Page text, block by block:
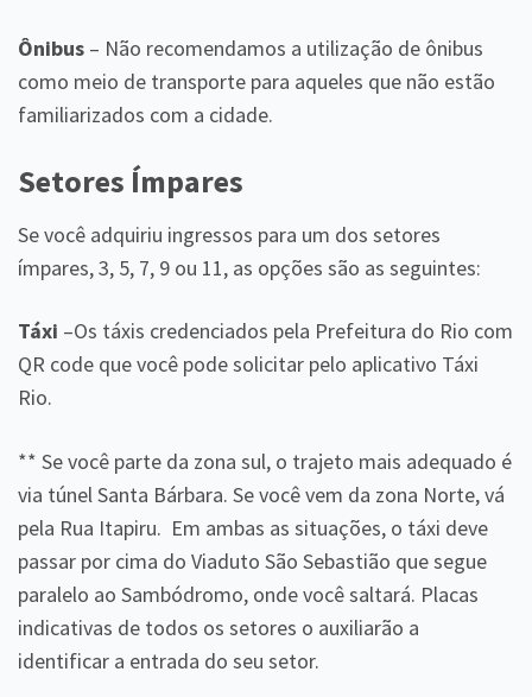
Ônibus – Não recomendamos a utilização de ônibus
como meio de transporte para aqueles que não estão
familiarizados com a cidade.
Setores Ímpares
Se você adquiriu ingressos para um dos setores
ímpares, 3, 5, 7, 9 ou 11, as opções são as seguintes:
Táxi –Os táxis credenciados pela Prefeitura do Rio com
QR code que você pode solicitar pelo aplicativo Táxi
Rio.
** Se você parte da zona sul, o trajeto mais adequado é
via túnel Santa Bárbara. Se você vem da zona Norte, vá
pela Rua Itapiru. Em ambas as situações, o táxi deve
passar por cima do Viaduto São Sebastião que segue
paralelo ao Sambódromo, onde você saltará. Placas
indicativas de todos os setores o auxiliarão a
identificar a entrada do seu setor.